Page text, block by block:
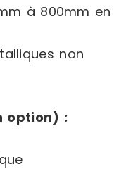
à 800mm en
non
option) :